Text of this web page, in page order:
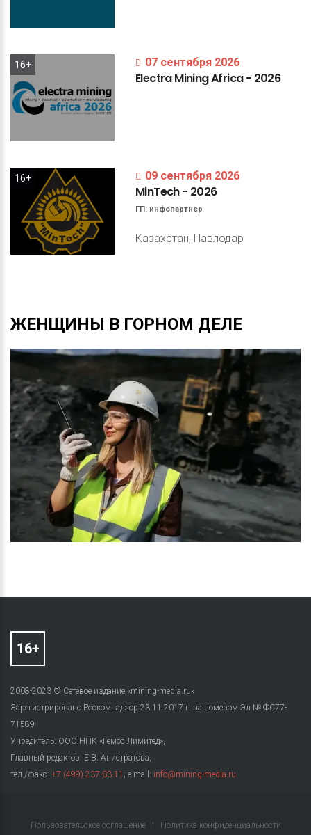
16+ 07 сентября 2026
ElectraMiningAfrica- 2026
16+ 09 сентября 2026
MinTech- 2026
ГП: инфопартнер
Казахстан, Павлодар
ЖЕНЩИНЫ В ГОРНОМ ДЕЛЕ
2008-2023 © Сетевое издание «mining-media.ru»
Зарегистрировано Роскомнадзор 23.11.2017 г. за номером Эл № ФС77-
71589
Учредитель: ООО НПК «Гемос Лимитед»,
Главный редактор: Е.В. Анистратова,
тел./факс: +7 (499) 237-03-11 ; e-mail: info@mining-media.ru
Пользовательское соглашение Политика конфиденциальности